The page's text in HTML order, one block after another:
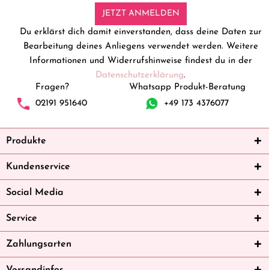
JETZT ANMELDEN
Du erklärst dich damit einverstanden, dass deine Daten zur
Bearbeitung deines Anliegens verwendet werden. Weitere
Informationen und Widerrufshinweise findest du in der
Datenschutzerklärung.
Fragen?
02191 951640
Whatsapp Produkt-Beratung
+49 173 4376077
Produkte
Kundenservice
Social Media
Service
Zahlungsarten